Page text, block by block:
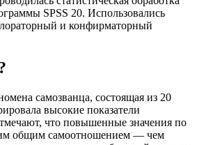
SPSS 20. Использовались
и конфирматорный
самозванца, состоящая из 20
высокие показатели
что повышенные значения по
общим самоотношением — чем